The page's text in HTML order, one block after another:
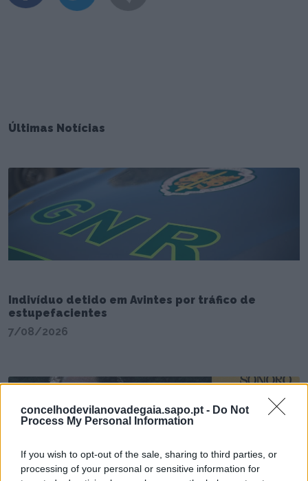
concelhodevilanovadegaia.sapo.pt - Do Not
Process My Personal Information
If you wish to opt-out of the sale, sharing to third parties, or
processing of your personal or sensitive information for
Últimas Notícias
Indivíduo detido em Avintes por tráfico de
estupefacientes
7/08/2026